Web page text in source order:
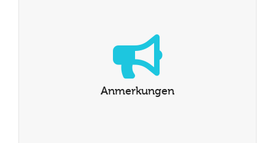
Anmerkungen
Anmerkungen
Lesen Sie was unsere Schüler über AdG sagen